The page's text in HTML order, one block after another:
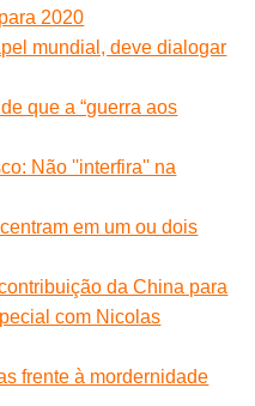
2020
mundial, deve dialogar
que a “guerra aos
Não ''interfira'' na
em um ou dois
da China para
com Nicolas
frente à mordernidade